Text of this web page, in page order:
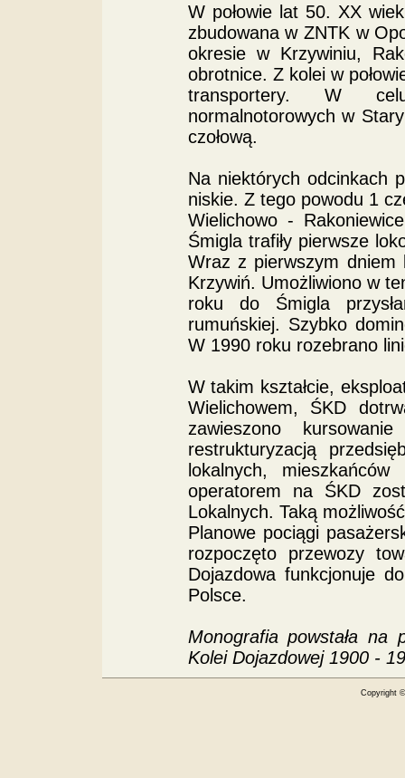
W połowie lat 50. XX
zbudowana w ZNTK w
okresie w Krzywiniu,
obrotnice. Z kolei w
transportery. W
normalnotorowych w
czołową.
Na niektórych odcinkach
niskie. Z tego powodu 1
Wielichowo -
Śmigla trafiły pierwsze
Wraz z pierwszym dniem
Krzywiń. Umożliwiono w
roku do Śmigla
rumuńskiej. Szybko
W 1990 roku rozebrano
W takim kształcie,
Wielichowem, ŚKD
zawieszono
restrukturyzacją
lokalnych,
operatorem na ŚKD
Lokalnych. Taką
Planowe pociągi
rozpoczęto przewozy
Dojazdowa funkcjonuje
Polsce.
Monografia powstała na
Kolei Dojazdowej 1900 -
Copyright